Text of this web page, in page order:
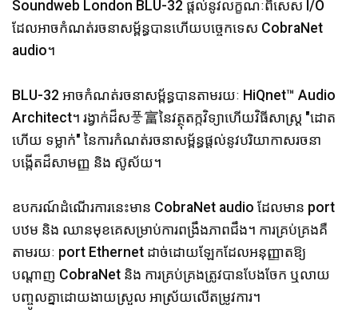
Soundweb London BLU-32 ផ្តល់នូវលក្ខណៈពិសេស I/O
ដែលអាចកំណត់រចនាសម្ព័ន្ធបានហើយបច្ចេកទេស CobraNet
audio។
BLU-32 អាចកំណត់រចនាសម្ព័ន្ធបានតាមរយៈ HiQnet™ Audio
Architect។ រង្វាក់ដ៏ស풍富នៃវត្ថុតក្កវិទ្យាហើយវិធីសាស្ត្រ "ដោត
ហើយ ទម្លាក់" នៃការកំណត់រចនាសម្ព័ន្ធផ្តល់នូវបរិយាកាសរចនា
បង្កើតដ៏សាមញ្ញ និង ស៊ូស័យ។
ឧបករណ៍ដំណើរការនេះមាន CobraNet audio ដែលមាន port
បឋម និង ឈានមុខគេសម្រាប់ការពង្រឹងភាពជឹង។ ការគ្រប់គ្រងគឺ
តាមរយៈ port Ethernet ដាច់ដោយឡែកដែលអនុញ្ញាតឱ្យ
បណ្តាញ CobraNet និង ការគ្រប់គ្រងត្រូវបានបែងចែក ឬលាយ
បញ្ចូលគ្នាដោយងាយស្រួល អាស្រ័យលើតម្រូវការ។